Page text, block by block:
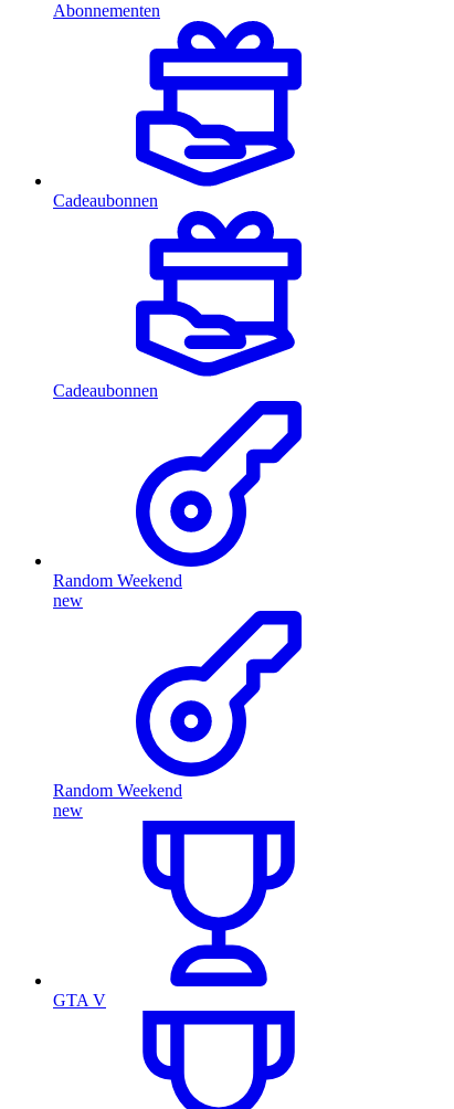
Abonnementen
Cadeaubonnen
Cadeaubonnen
Random Weekend
new
Random Weekend
new
GTA V